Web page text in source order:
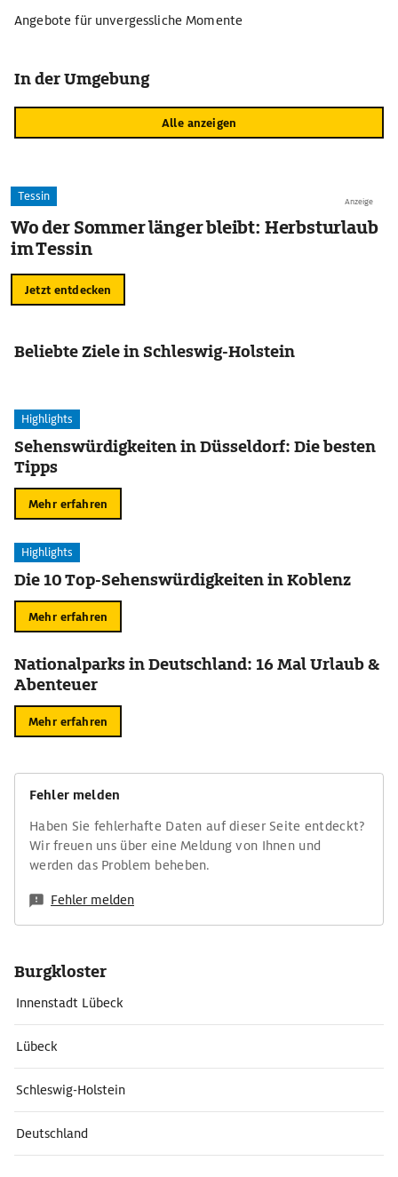
Angebote für unvergessliche Momente
In der Umgebung
Alle anzeigen
Anzeige
Tessin
Wo der Sommer länger bleibt: Herbsturlaub
im Tessin
Jetzt entdecken
Beliebte Ziele in Schleswig-Holstein
Highlights
Sehenswürdigkeiten in Düsseldorf: Die besten
Tipps
Mehr erfahren
Highlights
Die 10 Top-Sehenswürdigkeiten in Koblenz
Mehr erfahren
Nationalparks in Deutschland: 16 Mal Urlaub &
Abenteuer
Mehr erfahren
Fehler melden
Haben Sie fehlerhafte Daten auf dieser Seite entdeckt?
Wir freuen uns über eine Meldung von Ihnen und
werden das Problem beheben.
Fehler melden
Burgkloster
Innenstadt Lübeck
Lübeck
Schleswig-Holstein
Deutschland